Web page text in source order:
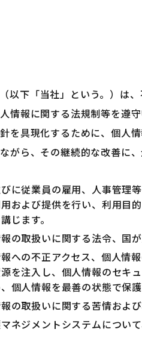
以下「当社」という。）は
情報に関する法規制等を遵守
を具現化するために、個人
がら、その継続的な改善に
に従業員の雇用、人事管理
および提供を行い、利用目
じます。
の取扱いに関する法令、国
への不正アクセス、個人情
を注入し、個人情報のセキ
個人情報を最善の状態で保護
の取扱いに関する苦情およ
ネジメントシステムについ